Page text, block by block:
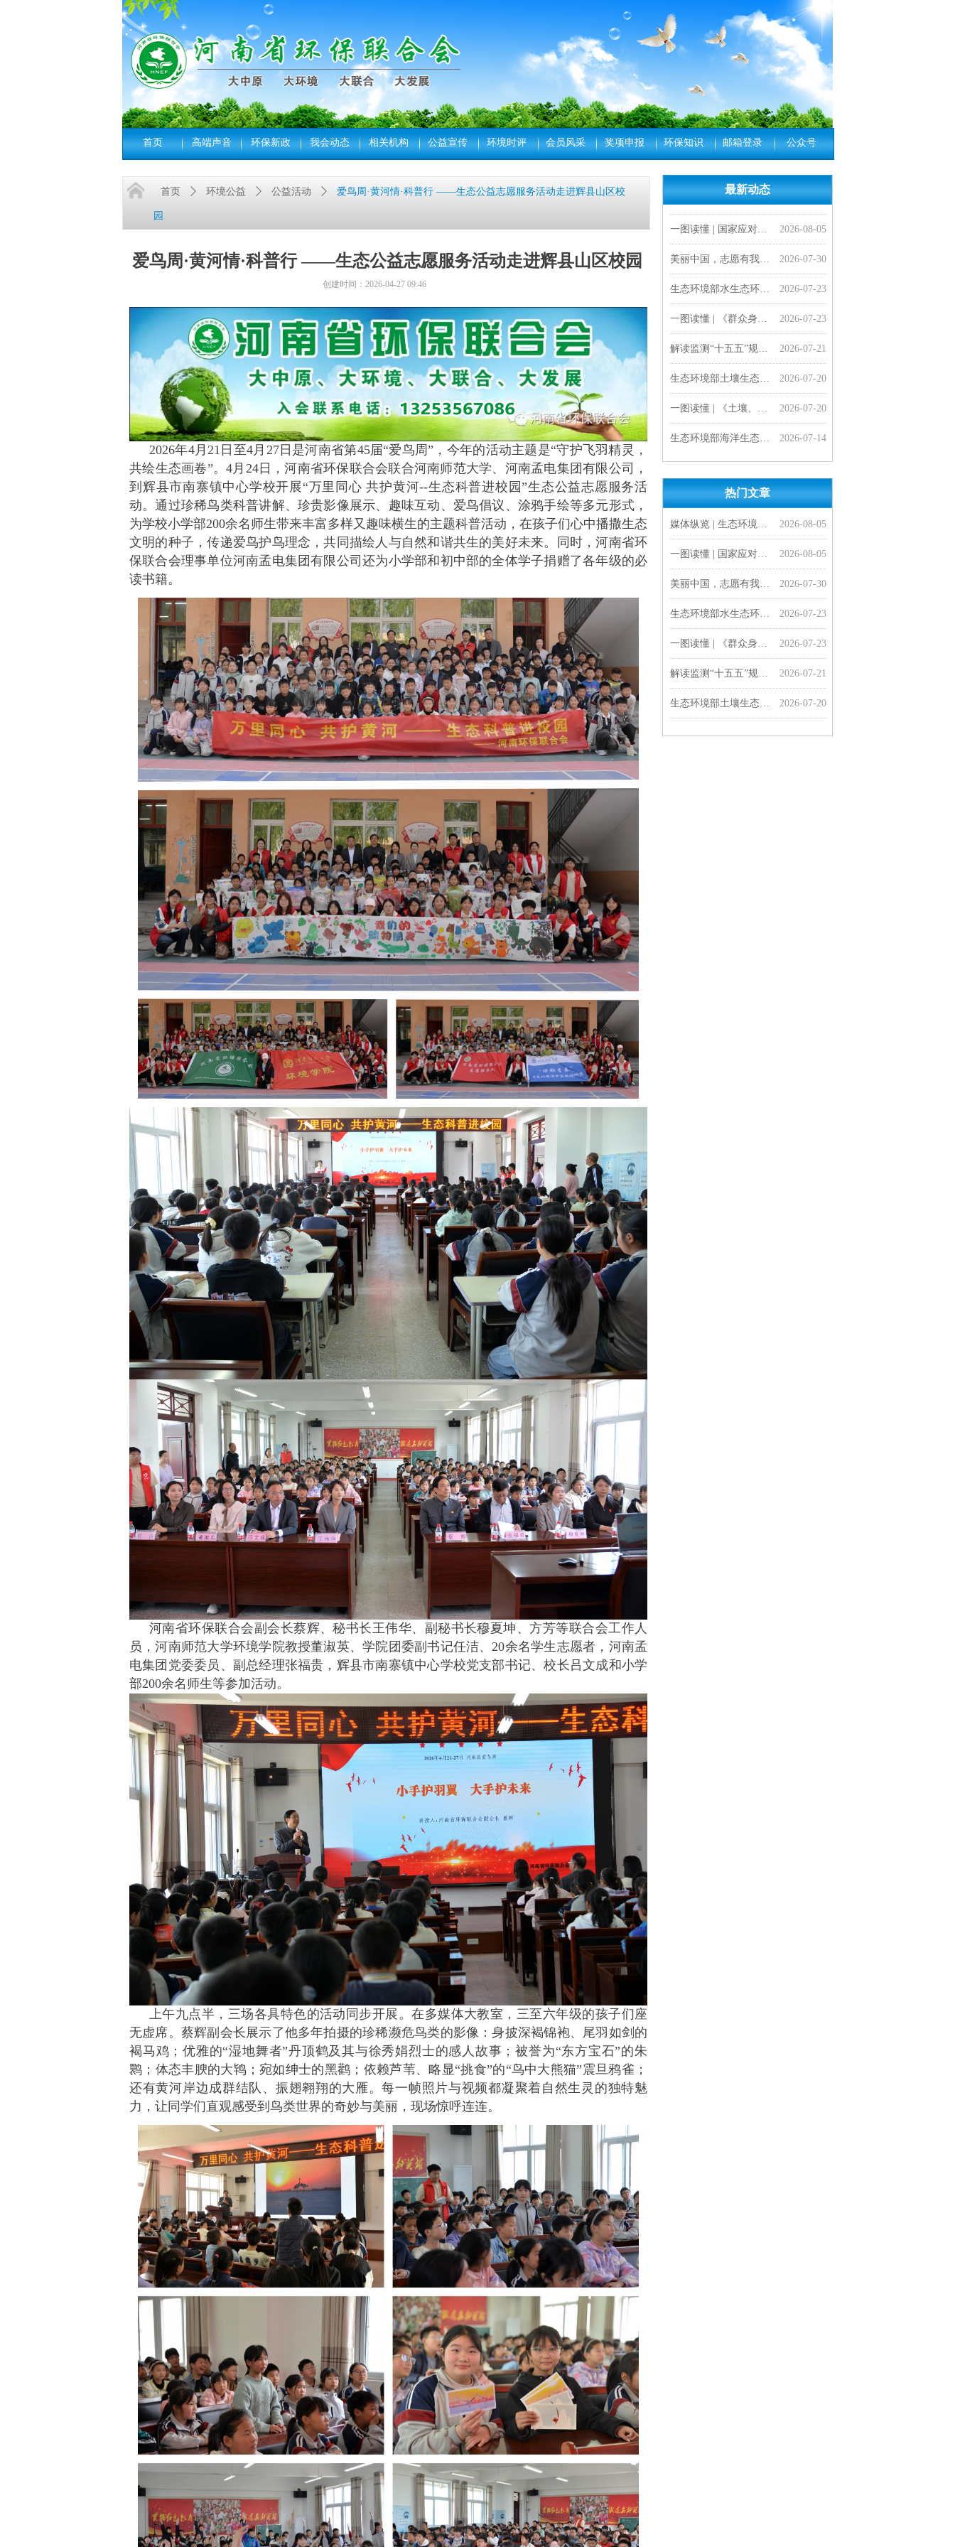
首页 高端声音 环保新政 我会动态 相关机构 公益宣传 环境时评 会员风采 奖项申报 环保知识 邮箱登录 公众号
爱鸟周·黄河情·科普行 ——生态公益志愿服务活动走进辉县山区校园
2026年4月21日至4月27日是河南省第45届“爱鸟周”，今年的活动主题是“守护飞羽精灵，
共绘生态画卷”。4月24日，河南省环保联合会联合河南师范大学、河南孟电集团有限公司，
到辉县市南寨镇中心学校开展“万里同心 共护黄河--生态科普进校园”生态公益志愿服务活
动。通过珍稀鸟类科普讲解、珍贵影像展示、趣味互动、爱鸟倡议、涂鸦手绘等多元形式，
为学校小学部200余名师生带来丰富多样又趣味横生的主题科普活动，在孩子们心中播撒生态
文明的种子，传递爱鸟护鸟理念，共同描绘人与自然和谐共生的美好未来。同时，河南省环
保联合会理事单位河南孟电集团有限公司还为小学部和初中部的全体学子捐赠了各年级的必
读书籍。
河南省环保联合会副会长蔡辉、秘书长王伟华、副秘书长穆夏坤、方芳等联合会工作人
员，河南师范大学环境学院教授董淑英、学院团委副书记任洁、20余名学生志愿者，河南孟
电集团党委委员、副总经理张福贵，辉县市南寨镇中心学校党支部书记、校长吕文成和小学
部200余名师生等参加活动。
上午九点半，三场各具特色的活动同步开展。在多媒体大教室，三至六年级的孩子们座
无虚席。蔡辉副会长展示了他多年拍摄的珍稀濒危鸟类的影像：身披深褐锦袍、尾羽如剑的
褐马鸡；优雅的“湿地舞者”丹顶鹤及其与徐秀娟烈士的感人故事；被誉为“东方宝石”的朱
鹮；体态丰腴的大鸨；宛如绅士的黑鹳；依赖芦苇、略显“挑食”的“鸟中大熊猫”震旦鸦雀；
还有黄河岸边成群结队、振翅翱翔的大雁。每一帧照片与视频都凝聚着自然生灵的独特魅
力，让同学们直观感受到鸟类世界的奇妙与美丽，现场惊呼连连。
首页 ꄲ 环境公益 ꄲ 公益活动 ꄲ 爱鸟周·黄河情·科普行 ——生态公益志愿服务活动走进辉县山区校
园
创建时间： 2026-04-27 09:46
2026-08-05
媒体纵览 | 生态环境部扎实做好生态环境法典实施准备工作
2026-08-05
一图读懂 | 国家应对气候变化“十五五”规划
2026-07-30
美丽中国，志愿有我——“科创启智少年行” 志愿服务活动顺利开展
2026-07-23
生态环境部水生态环境司有关负责同志就《群众身边水体保护治理行动方案》答记者问
2026-07-23
一图读懂 | 《群众身边水体保护治理行动方案》
2026-07-21
解读监测“十五五”规划 | 准确把握生态环境监测“十五五”规划的主要任务
2026-07-20
生态环境部土壤生态环境司负责同志就《土壤、地下水和农业农村生态环境保护“十五五”规划》有关问题答记者问
2026-07-20
一图读懂 | 《土壤、地下水和农业农村生态环境保护“十五五”规划》
2026-07-14
生态环境部海洋生态环境司有关负责人就《海湾清洁指数评价技术方法（试行）》答记者问
2026-07-13
生态环境部水生态环境司有关负责人就《医疗机构水污染物排放标准》（GB 18466-2005）修改单答记者问 2026-07-13
一图读懂 |《医疗机构水污染物排放标准》（GB 18466-2005）修改单 2026-07-09
会员风采| 打造服务国家战略新高地 河南大学成立地理工程学科交叉中心 2026-07-09
专家解读 | 深刻把握美丽中国建设面临的形势与任务 2026-07-08
“十五五”，美丽中国将有这些新变化 2026-07-07
生态环境部水生态环境司有关负责人就《工业园区污水集中处理设施水污染物排放标准制订技术导则》（HJ 945.4—2026）答记者问 2026-07-07
一图读懂 |《工业园区污水集中处理设施水污染物排放标准制订技术导则》（HJ 945.4—2026） 2026-07-07
生态环境部发布《工业园区污水集中处理设施水污染物排放标准制订技术导则》（HJ 945.4—2026） 2026-07-06
一图读懂 | 《美丽中国建设 “十五五”规划》 2026-07-06
生态环境部负责同志就《美丽中国建设 “十五五”规划》答记者问
最新动态
2026-08-05
媒体纵览 | 生态环境部扎实做好生态环境法典实施准备工作
2026-08-05
一图读懂 | 国家应对气候变化“十五五”规划
2026-07-30
美丽中国，志愿有我——“科创启智少年行” 志愿服务活动顺利开展
2026-07-23
生态环境部水生态环境司有关负责同志就《群众身边水体保护治理行动方案》答记者问
2026-07-23
一图读懂 | 《群众身边水体保护治理行动方案》
2026-07-21
解读监测“十五五”规划 | 准确把握生态环境监测“十五五”规划的主要任务
2026-07-20
生态环境部土壤生态环境司负责同志就《土壤、地下水和农业农村生态环境保护“十五五”规划》有关问题答记者问
2026-07-20
一图读懂 | 《土壤、地下水和农业农村生态环境保护“十五五”规划》
生态环境部海洋生态环境司有关负责人就《海湾清洁指数评价技术方法（试行）》答记者问
一图读懂 | 《海湾清洁指数评价技术方法（试行）》
生态环境部水生态环境司有关负责人就《医疗机构水污染物排放标准》（GB 18466-2005）修改单答记者问
一图读懂 |《医疗机构水污染物排放标准》（GB 18466-2005）修改单
会员风采| 打造服务国家战略新高地 河南大学成立地理工程学科交叉中心
专家解读 | 深刻把握美丽中国建设面临的形势与任务
“十五五”，美丽中国将有这些新变化
生态环境部水生态环境司有关负责人就《工业园区污水集中处理设施水污染物排放标准制订技术导则》（HJ 945.4—2026）答记者问
一图读懂 |《工业园区污水集中处理设施水污染物排放标准制订技术导则》（HJ 945.4—2026）生态环境部发布《工业园区污水集中处理设施水污染物排放标准制订技术导则》（HJ 945.4—2026）
一图读懂 | 《美丽中国建设 “十五五”规划》
生态环境部负责同志就《美丽中国建设 “十五五”规划》答记者问
热门文章